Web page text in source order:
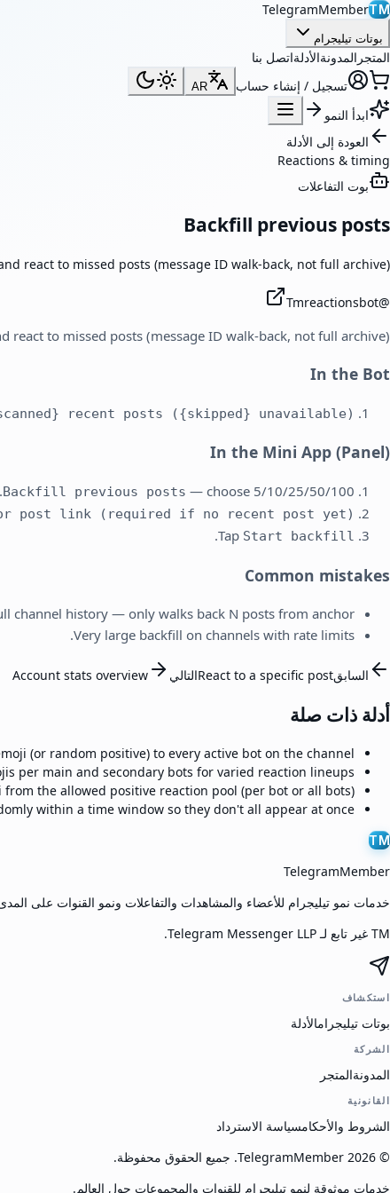
TM
TelegramMember
بوتات تيليجرام
المتجر المدونةالأدلةاتصل بنا
تسجيل / إنشاء حساب
AR
ابدأ النمو
العودة إلى الأدلة
Reactions & timing
بوت التفاعلات
Backfill previous posts
react to missed posts (message ID walk-back, not full archive).
@
Tmreactionsbot
react to missed posts (message ID walk-back, not full archive).
In the Bot
recent posts ({skipped} unavailable).
In the Mini App (Panel)
Backfill previous posts — choose 5/10/25/50/100.
post link (required if no recent post yet)
Tap Start backfill
.
Common mistakes
channel history — only walks back N posts from anchor.
Very large backfill on channels with rate limits.
السابقReact to a specific postالتالي Account stats overview
أدلة ذات صلة
(or random positive) to every active bot on the channel.
per main and secondary bots for varied reaction lineups.
the allowed positive reaction pool (per bot or all bots).
within a time window so they don't all appear at once.
TM
TelegramMember
خدمات نمو تيليجرام للأعضاء والمشاهدات والتفاعلات ونمو القنوات على
TM غير تابع لـ Telegram Messenger LLP.
استكشاف
بوتات تيليجرامالأدلة
الشركة
المدونةالمتجر
القانونية
الشروط والأحكامسياسة الاسترداد
©
2026
TelegramMember
. جميع الحقوق محفوظة.
خدمات موثوقة لنمو تيليجرام للقنوات والمجموعات حول العالم.